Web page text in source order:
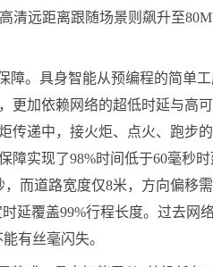
清远距离跟随场景则飙升至
障。具身智能从预编程的简单
更加依赖网络的超低时延与高
传递中，接火炬、点火、跑步
实现了98%时间低于60毫秒
而道路宽度仅8米，方向偏移
延覆盖99%行程长度。过去网
有丝毫闪失。